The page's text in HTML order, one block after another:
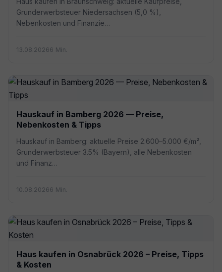
Grunderwerbsteuer Niedersachsen (5,0 %),
Nebenkosten und Finanzie…
13.08.20266 Min.
Hauskauf in Bamberg 2026 — Preise,
Nebenkosten & Tipps
Hauskauf in Bamberg: aktuelle Preise 2.600–5.000 €/m²,
Grunderwerbsteuer 3.5% (Bayern), alle Nebenkosten
und Finanz…
10.08.20266 Min.
Haus kaufen in Osnabrück 2026 – Preise, Tipps
& Kosten